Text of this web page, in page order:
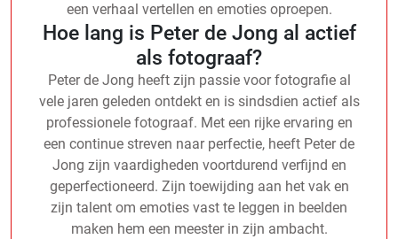
een verhaal vertellen en emoties oproepen.
Hoe lang is Peter de Jong al actief
als fotograaf?
Peter de Jong heeft zijn passie voor fotografie al
vele jaren geleden ontdekt en is sindsdien actief als
professionele fotograaf. Met een rijke ervaring en
een continue streven naar perfectie, heeft Peter de
Jong zijn vaardigheden voortdurend verfijnd en
geperfectioneerd. Zijn toewijding aan het vak en
zijn talent om emoties vast te leggen in beelden
maken hem een meester in zijn ambacht.